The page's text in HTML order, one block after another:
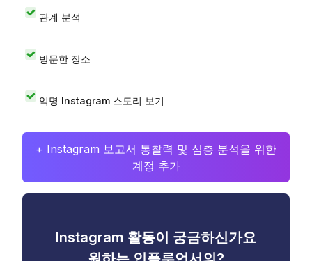
관계 분석
방문한 장소
익명 Instagram 스토리 보기
+ Instagram 보고서 통찰력 및 심층 분석을 위한
계정 추가
Instagram 활동이 궁금하신가요